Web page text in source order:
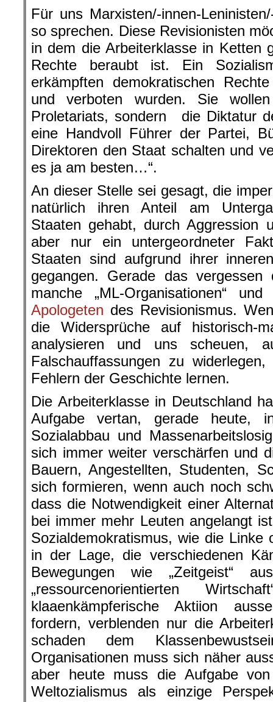
Für uns Marxisten/-innen-
so sprechen. Diese Revisionisten
in dem die Arbeiterklasse in Ketten
Rechte beraubt ist. Ein
erkämpften demokratischen
und verboten wurden. Sie
Proletariats, sondern die Diktatur
eine Handvoll Führer der Partei,
Direktoren den Staat schalten und
es ja am besten…“.
An dieser Stelle sei gesagt, die
natürlich ihren Anteil am
Staaten gehabt, durch Aggression
aber nur ein untergeordneter
Staaten sind aufgrund ihrer
gegangen. Gerade das
manche „ML-Organisationen“
Apologeten des Revisionismus.
die Widersprüche auf historisch-
analysieren und uns scheuen,
Falschauffassungen zu
Fehlern der Geschichte lernen.
Die Arbeiterklasse in Deutschland
Aufgabe vertan, gerade heute,
Sozialabbau und
sich immer weiter verschärfen und
Bauern, Angestellten, Studenten,
sich formieren, wenn auch noch
dass die Notwendigkeit einer
bei immer mehr Leuten angelangt
Sozialdemokratismus, wie die Linke
in der Lage, die verschiedenen
Bewegungen wie „Zeitgeist“
„ressourcenorientierten
klaaenkämpferische Aktiion
fordern, verblenden nur die
schaden dem
Organisationen muss sich näher
aber heute muss die Aufgabe
Weltozialismus als einzige